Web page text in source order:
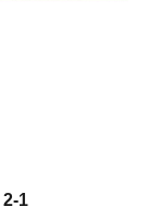
2-1